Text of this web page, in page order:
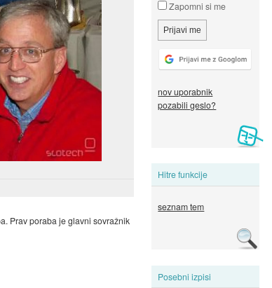
Zapomni si me
nov uporabnik
pozabili geslo?
Hitre funkcije
seznam tem
Posebni izpisi
Prav poraba je glavni sovražnik